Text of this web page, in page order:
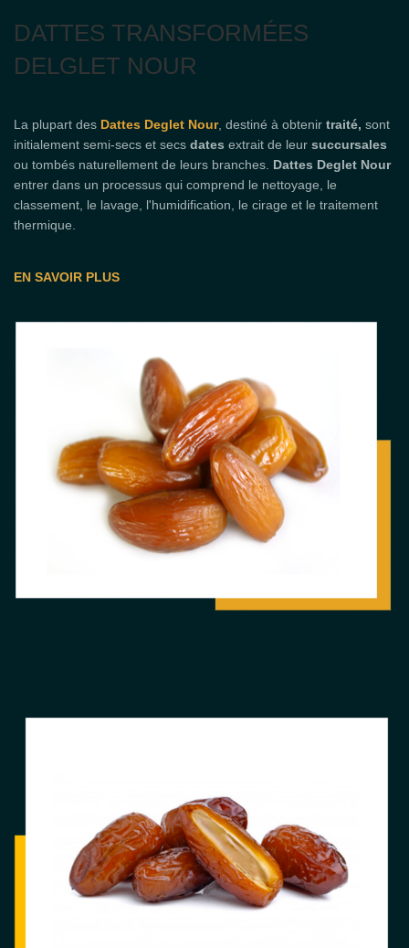
DATTES TRANSFORMÉES
DELGLET NOUR
La plupart des Dattes Deglet Nour, destiné à obtenir traité, sont
initialement semi-secs et secs dates extrait de leur succursales
ou tombés naturellement de leurs branches. Dattes Deglet Nour
entrer dans un processus qui comprend le nettoyage, le
classement, le lavage, l'humidification, le cirage et le traitement
thermique.
EN SAVOIR PLUS